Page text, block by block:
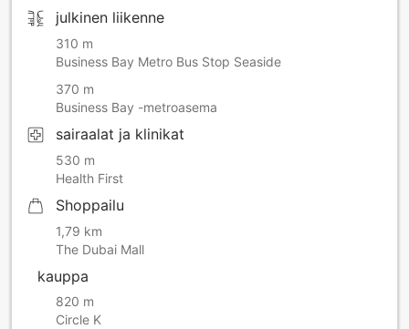
julkinen liikenne
310 m
Business Bay Metro Bus Stop Seaside
370 m
Business Bay -metroasema
sairaalat ja klinikat
530 m
Health First
Shoppailu
1,79 km
The Dubai Mall
kauppa
820 m
Circle K